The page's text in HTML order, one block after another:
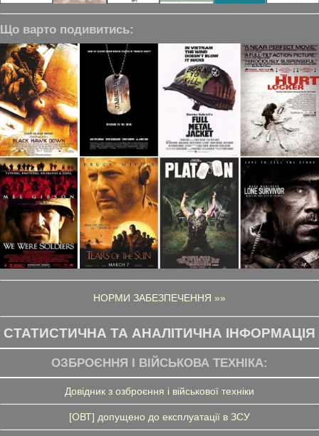
Що варто подивитись:
НОРМИ ЗАБЕЗПЕЧЕННЯ »»
СТАТИСТИЧНА ТА АНАЛІТИЧНА ІНФОРМАЦІЯ
ОЗБРОЄННЯ І ВІЙСЬКОВА ТЕХНІКА:
Довідник з озброєння і військової техніки
[ОВТ] допущено до експлуатації в ЗСУ